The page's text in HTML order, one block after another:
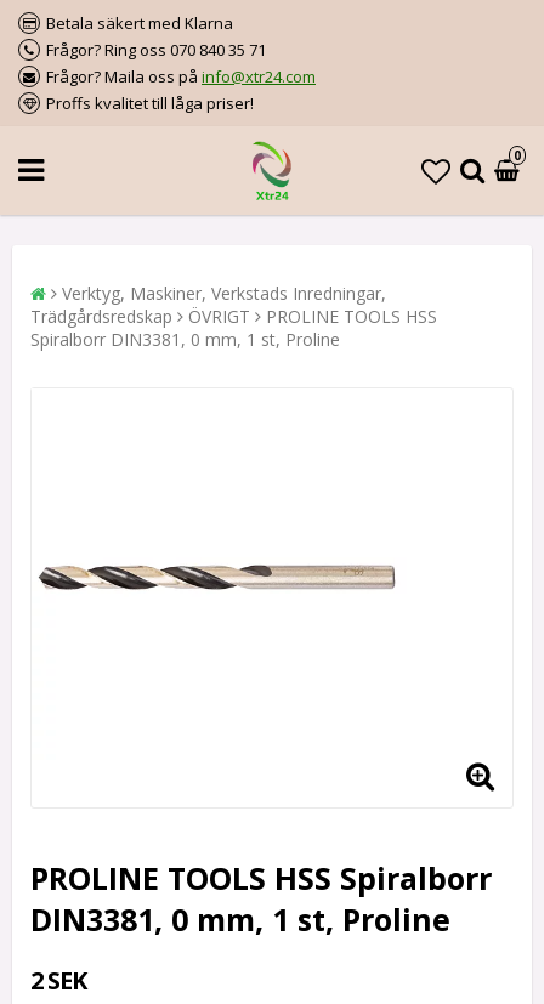
Betala säkert med Klarna
Frågor? Ring oss 070 840 35 71
Frågor? Maila oss på info@xtr24.com
Proffs kvalitet till låga priser!
0
Verktyg, Maskiner, Verkstads Inredningar,
Trädgårdsredskap
ÖVRIGT
PROLINE TOOLS HSS
Spiralborr DIN3381, 0 mm, 1 st, Proline
PROLINE TOOLS HSS Spiralborr
DIN3381, 0 mm, 1 st, Proline
2 SEK